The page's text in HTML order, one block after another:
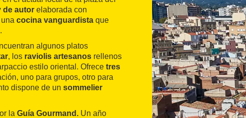
de autor elaborada con
cocina vanguardista que
.
algunos platos
, los raviolis artesanos rellenos
estilo oriental. Ofrece tres
uno para grupos, otro para
dispone de un sommelier
la Guía Gourmand. Un año